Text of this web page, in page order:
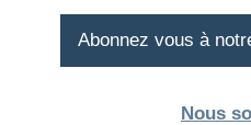
Abonnez vous à
Nous